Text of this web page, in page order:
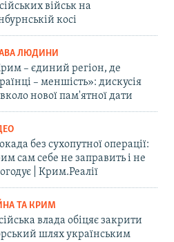
військ на
косі
ЛЮДИНИ
– єдиний регіон, де
– меншість»: дискусія
нової пам'ятної дати
без сухопутної операції:
сам себе не заправить і не
| Крим.Реалії
ТА КРИМ
влада обіцяє закрити
шлях українським